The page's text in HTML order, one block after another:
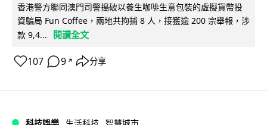
香港警方聯同澳門司警搗破以養生咖啡生意包裝的虛擬貨幣投
資騙局 Fun Coffee，兩地共拘捕 8 人，接獲逾 200 宗舉報，涉
款 9,4...
閱讀全文
107 9 ↗ 分享